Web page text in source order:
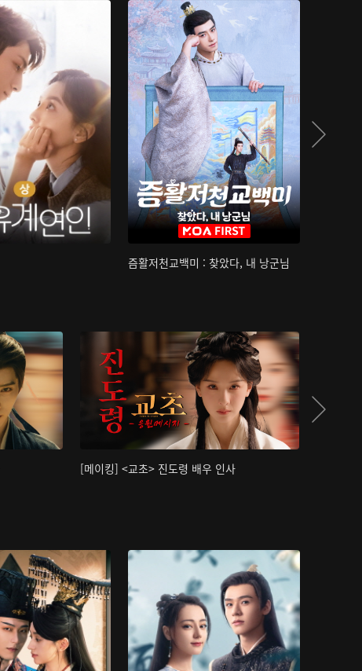
즘활저천교백미 : 찾았다, 내 낭군님
[메이킹] <교초> 진도령 배우 인사